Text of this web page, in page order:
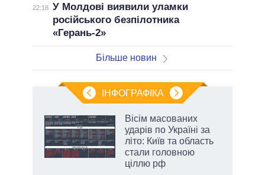
22:18 У Молдові виявили уламки
російського безпілотника
«Герань-2»
Більше новин
ІНФОГРАФІКА
Вісім масованих
ударів по Україні за
літо: Київ та область
стали головною
ціллю рф